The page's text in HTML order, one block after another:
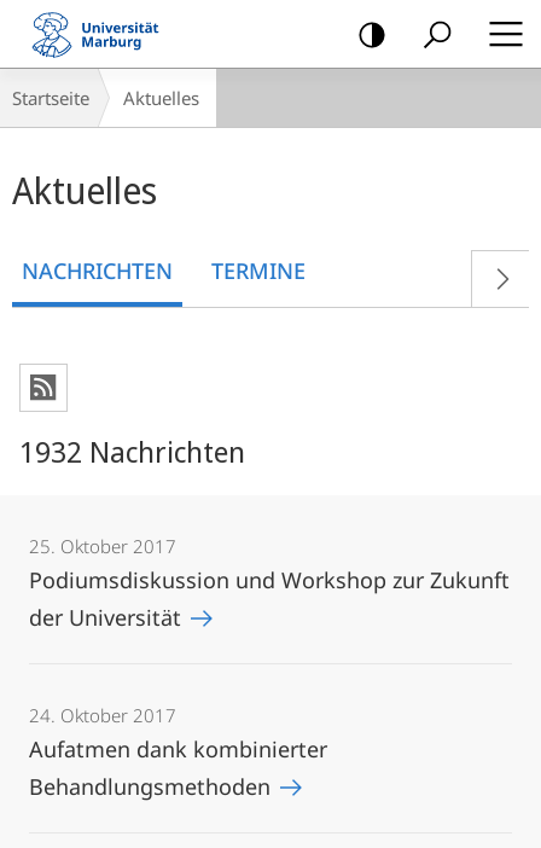
Mobile-
Navigation
Breadcrumb-
Navigation
Startseite Aktuelles
Aktuelles
NACHRICHTEN TERMINE
1932 Nachrichten
25. Oktober 2017
Podiumsdiskussion und Workshop zur Zukunft
der Universität
24. Oktober 2017
Aufatmen dank kombinierter
Behandlungsmethoden